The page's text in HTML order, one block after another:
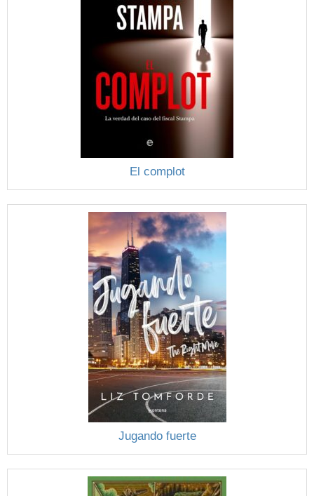
El complot
Jugando fuerte